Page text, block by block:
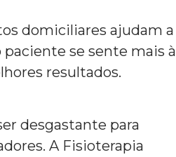
domiciliares ajudam a
paciente se sente mais à
resultados.
desgastante para
A Fisioterapia